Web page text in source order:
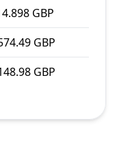
GBP
GBP
GBP